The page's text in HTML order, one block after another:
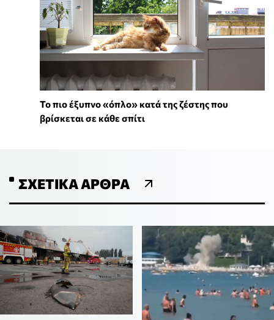
To πιο έξυπνο «όπλο» κατά της ζέστης που
βρίσκεται σε κάθε σπίτι
ΣΧΕΤΙΚΆ ΆΡΘΡΑ